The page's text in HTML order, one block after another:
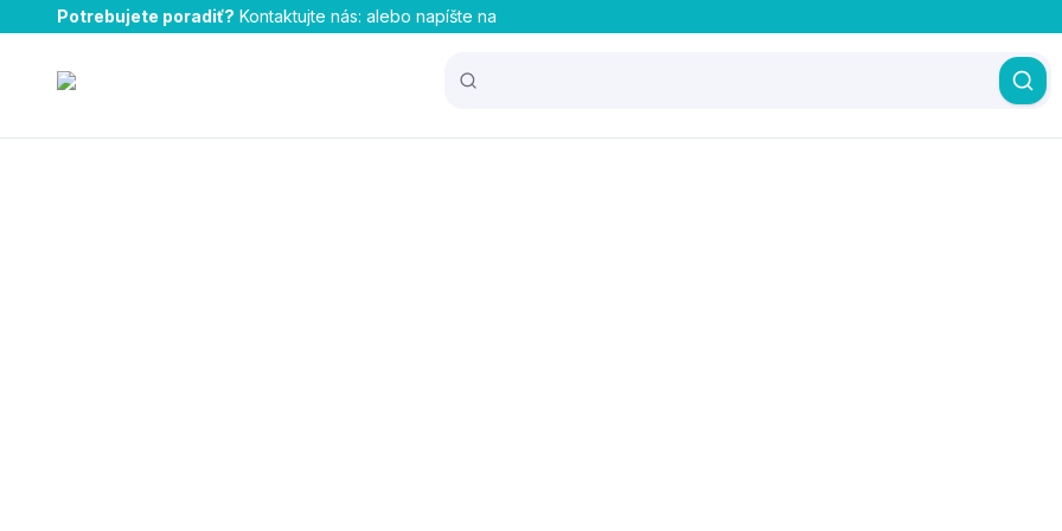
Potrebujete poradiť? Kontaktujte nás: alebo napíšte na